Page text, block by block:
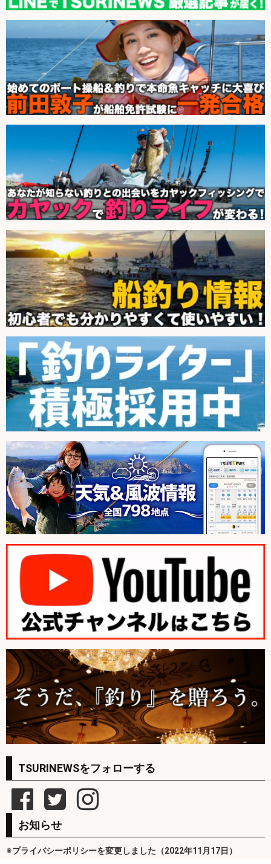
TSURINEWSをフォローする
お知らせ
※プライバシーポリシーを変更しました（2022年11月17日）